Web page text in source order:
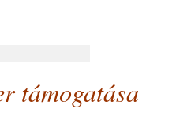
támogatása